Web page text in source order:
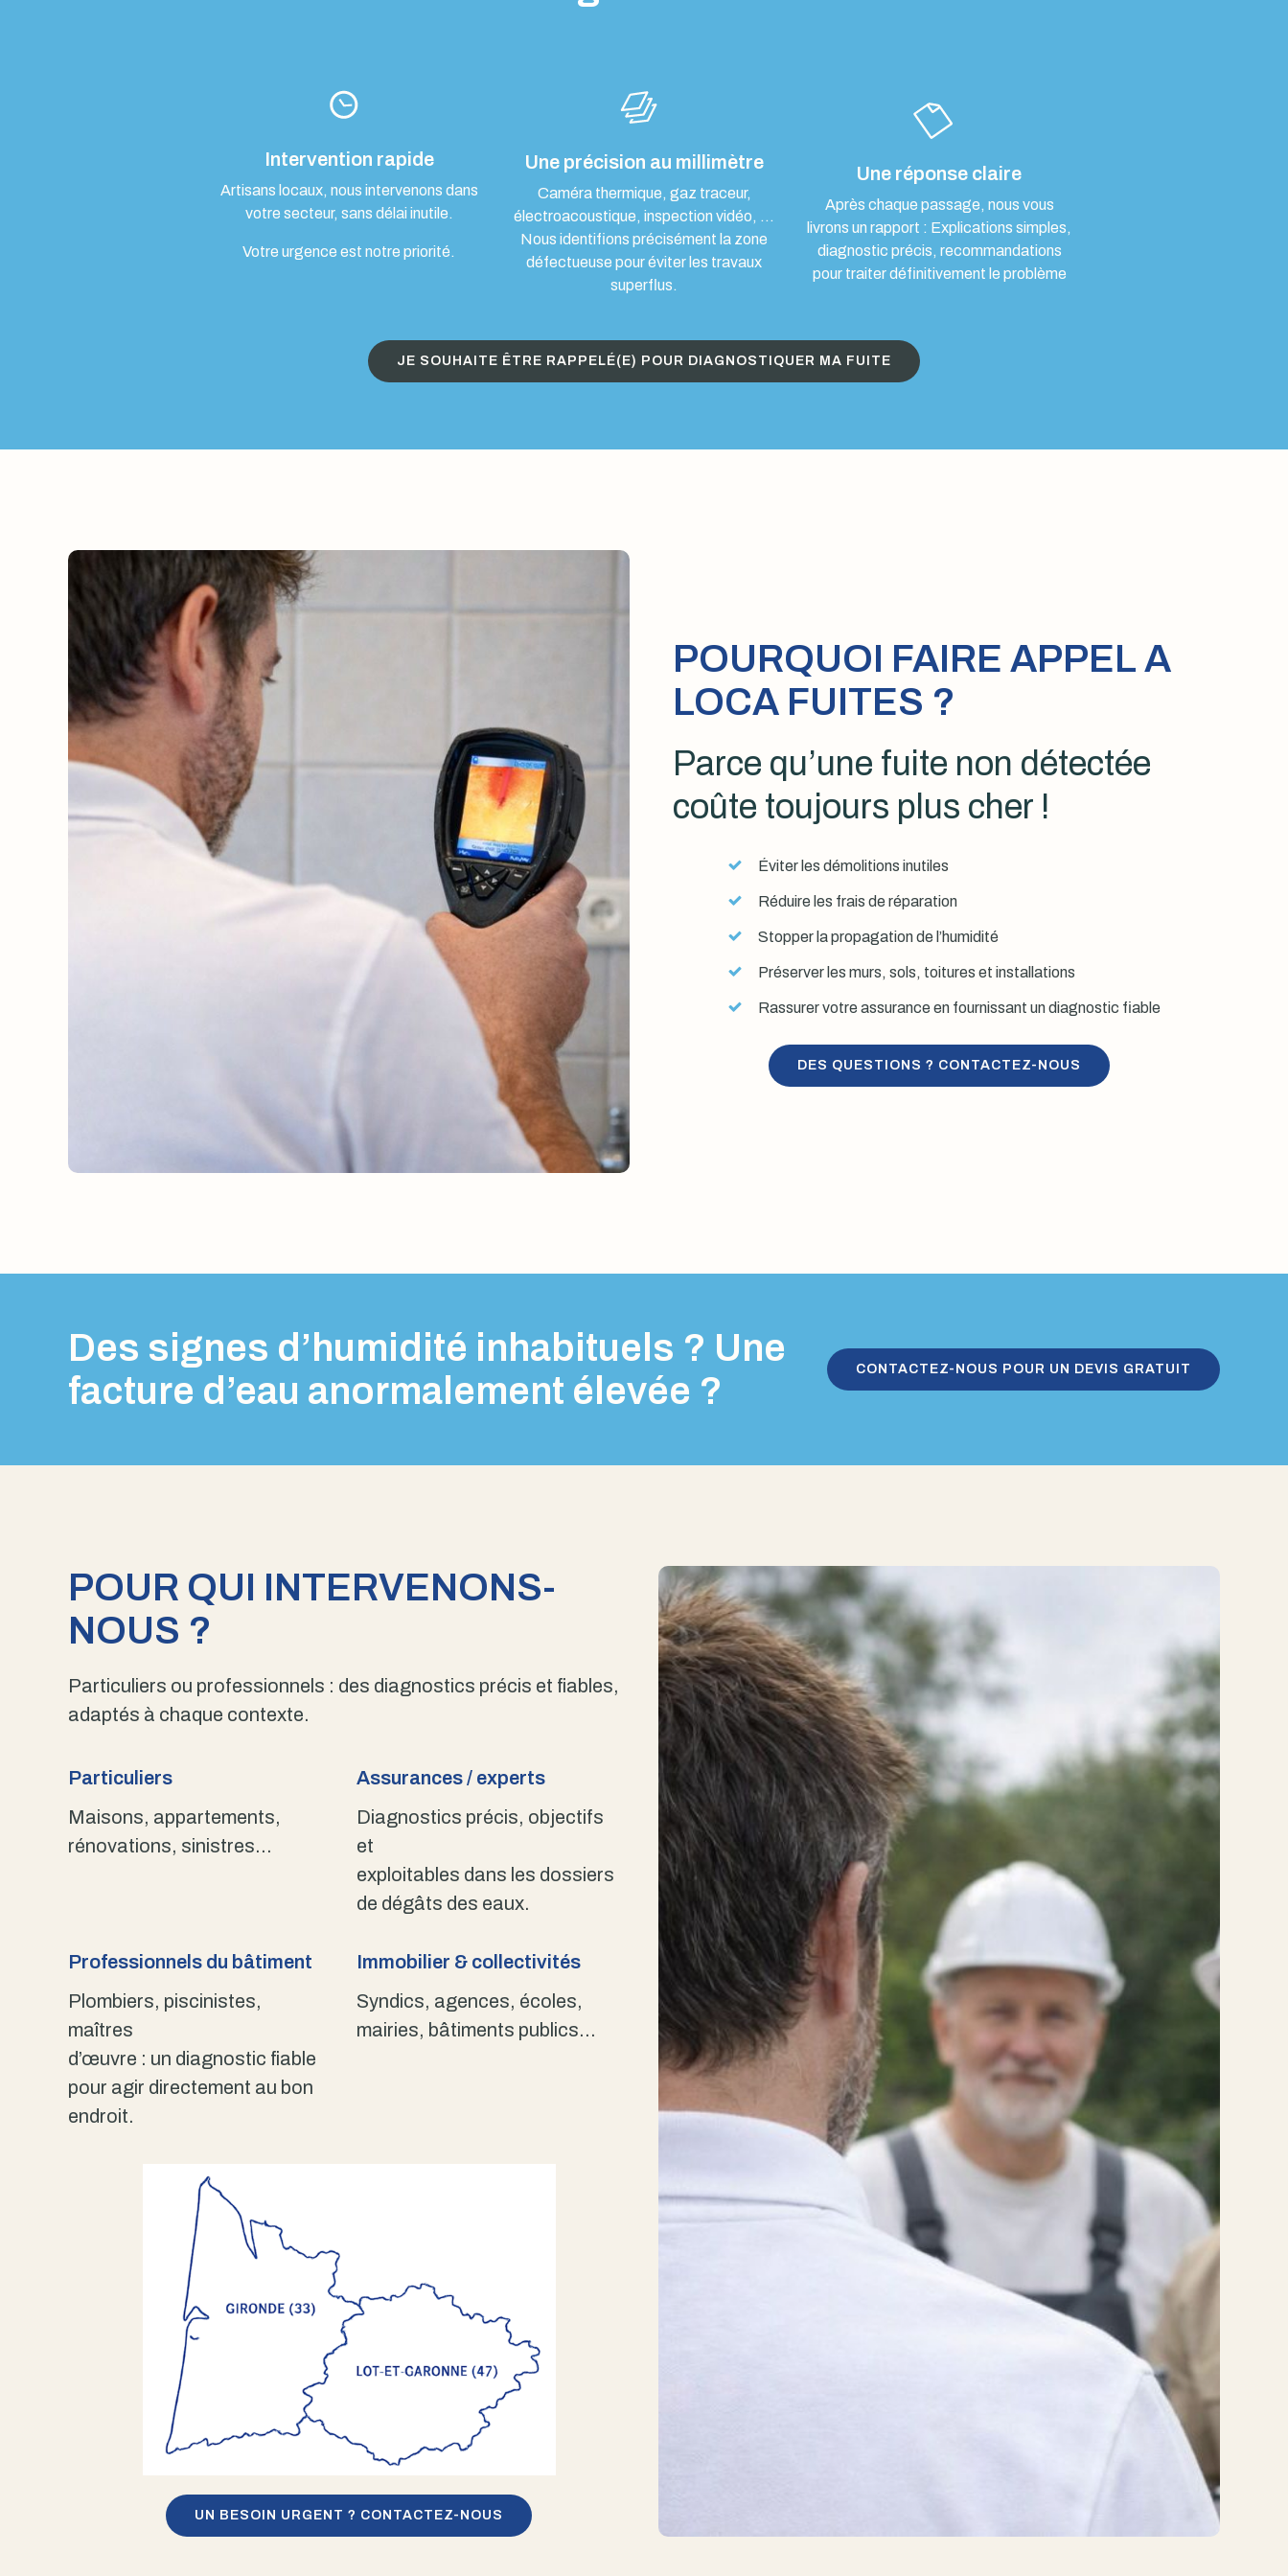
Intervention rapide
Artisans locaux, nous intervenons dans
votre secteur, sans délai inutile.
Votre urgence est notre priorité.
Une précision au millimètre
Caméra thermique, gaz traceur,
électroacoustique, inspection vidéo, …
Nous identifions précisément la zone
défectueuse pour éviter les travaux
superflus.
Une réponse claire
Après chaque passage, nous vous
livrons un rapport : Explications simples,
diagnostic précis, recommandations
pour traiter définitivement le problème
JE SOUHAITE ÊTRE RAPPELÉ(E) POUR DIAGNOSTIQUER MA FUITE
POURQUOI FAIRE APPEL A
LOCA FUITES ?
Parce qu’une fuite non détectée
coûte toujours plus cher !
Éviter les démolitions inutiles
Réduire les frais de réparation
Stopper la propagation de l’humidité
Préserver les murs, sols, toitures et installations
Rassurer votre assurance en fournissant un diagnostic fiable
DES QUESTIONS ? CONTACTEZ-NOUS
Des signes d’humidité inhabituels ? Une
facture d’eau anormalement élevée ?
CONTACTEZ-NOUS POUR UN DEVIS GRATUIT
POUR QUI INTERVENONS-
NOUS ?
Particuliers ou professionnels : des diagnostics précis et fiables,
adaptés à chaque contexte.
Particuliers
Maisons, appartements,
rénovations, sinistres…
Assurances / experts
Diagnostics précis, objectifs
et
exploitables dans les dossiers
de dégâts des eaux.
Professionnels du bâtiment
Plombiers, piscinistes,
maîtres
d’œuvre : un diagnostic fiable
pour agir directement au bon
endroit.
Immobilier & collectivités
Syndics, agences, écoles,
mairies, bâtiments publics…
UN BESOIN URGENT ? CONTACTEZ-NOUS